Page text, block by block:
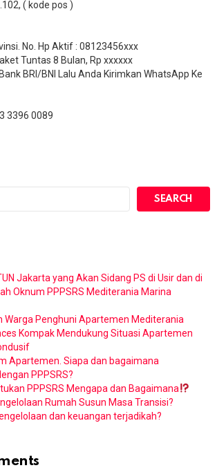
( kode pos )
No. Hp Aktif : 08123456xxx
Tuntas 8 Bulan, Rp xxxxxx
BRI/BNI Lalu Anda Kirimkan WhatsApp Ke
3396 0089
SEARCH
Jakarta yang Akan Sidang PS di Usir dan di
Oknum PPPSRS Mediterania Marina
Warga Penghuni Apartemen Mediterania
Kompak Mendukung Situasi Apartemen
Apartemen. Siapa dan bagaimana
PPPSRS?
PPPSRS Mengapa dan Bagaimana
Rumah Susun Masa Transisi?
dan keuangan terjadikah?